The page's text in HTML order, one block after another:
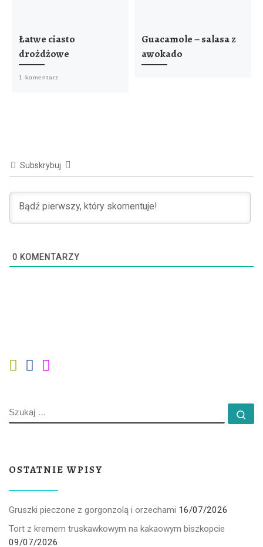
Łatwe ciasto
drożdżowe
1 komentarz
Guacamole – salasa z
awokado
Subskrybuj
0 KOMENTARZY
SZUKAJ
OSTATNIE WPISY
Gruszki pieczone z gorgonzolą i orzechami 16/07/2026
Tort z kremem truskawkowym na kakaowym biszkopcie
09/07/2026